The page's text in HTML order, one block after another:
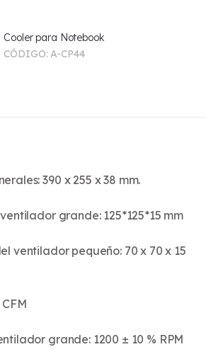
Cooler para Notebook
CÓDIGO:A-CP44
390 x 255 x 38 mm.
grande: 125*125*15 mm
ventilador pequeño: 70 x 70 x 15
grande: 1200 ± 10 % RPM